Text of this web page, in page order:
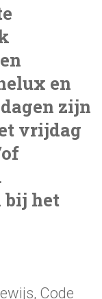
en
zijn
vrijdag
bij het
Code